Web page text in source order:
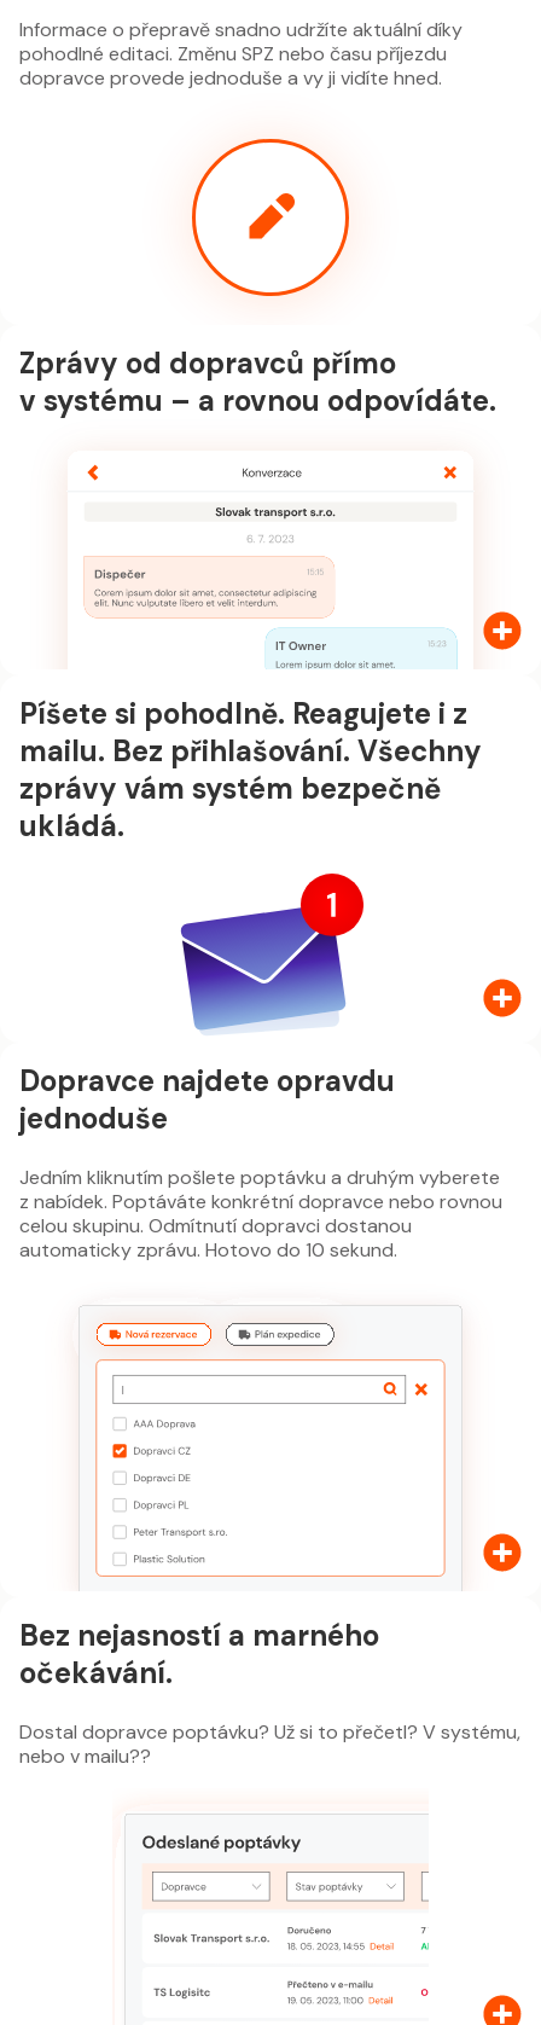
Informace o přepravě snadno udržíte aktuální díky
pohodlné editaci. Změnu SPZ nebo času příjezdu
dopravce provede jednoduše a vy ji vidíte hned.
Zprávy od dopravců přímo
v systému – a rovnou odpovídáte.
Píšete si pohodlně. Reagujete i z
mailu. Bez přihlašování. Všechny
zprávy vám systém bezpečně
ukládá.
Dopravce najdete opravdu
jednoduše
Jedním kliknutím pošlete poptávku a druhým vyberete
z nabídek. Poptáváte konkrétní dopravce nebo rovnou
celou skupinu. Odmítnutí dopravci dostanou
automaticky zprávu. Hotovo do 10 sekund.
Bez nejasností a marného
očekávání.
Dostal dopravce poptávku? Už si to přečetl? V systému,
nebo v mailu??